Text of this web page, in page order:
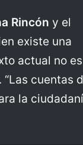
Rincón y el
existe una
actual no
cuentas
la